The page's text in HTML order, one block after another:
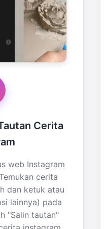
Cerita
web Instagram
cerita
dan ketuk atau
lainnya) pada
"Salin tautan"